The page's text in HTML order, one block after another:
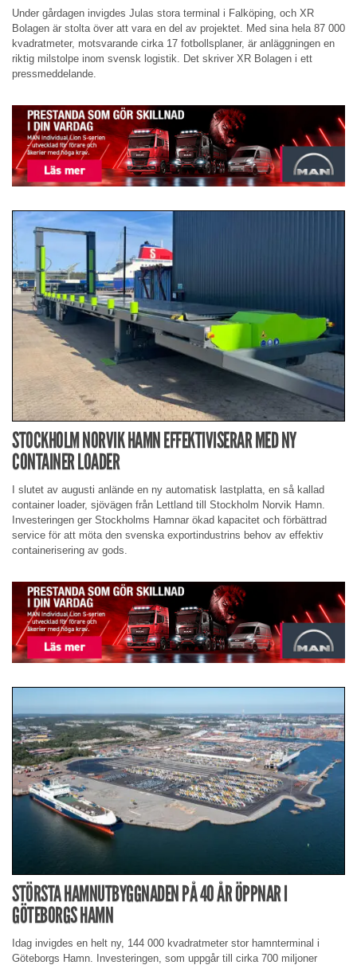
Under gårdagen invigdes Julas stora terminal i Falköping, och XR
Bolagen är stolta över att vara en del av projektet. Med sina hela 87 000
kvadratmeter, motsvarande cirka 17 fotbollsplaner, är anläggningen en
riktig milstolpe inom svensk logistik. Det skriver XR Bolagen i ett
pressmeddelande.
STOCKHOLM NORVIK HAMN EFFEKTIVISERAR MED NY
CONTAINER LOADER
I slutet av augusti anlände en ny automatisk lastplatta, en så kallad
container loader, sjövägen från Lettland till Stockholm Norvik Hamn.
Investeringen ger Stockholms Hamnar ökad kapacitet och förbättrad
service för att möta den svenska exportindustrins behov av effektiv
containerisering av gods.
STÖRSTA HAMNUTBYGGNADEN PÅ 40 ÅR ÖPPNAR I
GÖTEBORGS HAMN
Idag invigdes en helt ny, 144 000 kvadratmeter stor hamnterminal i
Göteborgs Hamn. Investeringen, som uppgår till cirka 700 miljoner